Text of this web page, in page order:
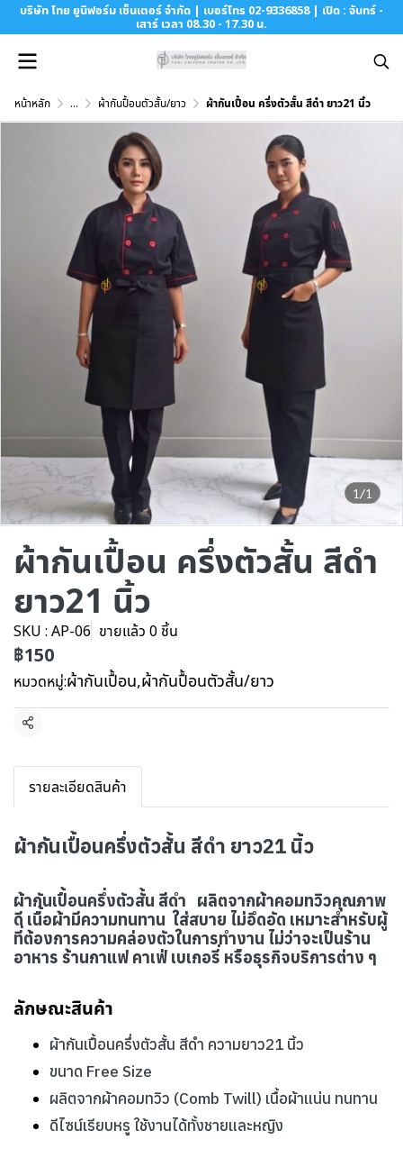
บริษัท ไทย ยูนิฟอร์ม เซ็นเตอร์ จำกัด | เบอร์โทร 02-9336858 | เปิด : จันทร์ -
เสาร์ เวลา 08.30 - 17.30 น.
หน้าหลัก ... ผ้ากันปื้อนตัวสั้น/ยาว ผ้ากันเปื้อน ครึ่งตัวสั้น สีดำ ยาว21 นิ้ว
1/1
ผ้ากันเปื้อน ครึ่งตัวสั้น สีดำ
ยาว21 นิ้ว
SKU : AP-06 ขายแล้ว 0 ชิ้น
฿150
หมวดหมู่:ผ้ากันเปื้อน,ผ้ากันปื้อนตัวสั้น/ยาว
แชร์
รายละเอียดสินค้า
ผ้ากันเปื้อนครึ่งตัวสั้น สีดำ ยาว21 นิ้ว
ผ้ากันเปื้อนครึ่งตัวสั้น สีดำ ผลิตจากผ้าคอมทวิวคุณภาพ
ดี เนื้อผ้ามีความทนทาน ใส่สบาย ไม่อึดอัด เหมาะสำหรับผู้
ที่ต้องการความคล่องตัวในการทำงาน ไม่ว่าจะเป็นร้าน
อาหาร ร้านกาแฟ คาเฟ่ เบเกอรี่ หรือธุรกิจบริการต่าง ๆ
ลักษณะสินค้า
ผ้ากันเปื้อนครึ่งตัวสั้น สีดำ ความยาว21 นิ้ว
ขนาด Free Size
ผลิตจากผ้าคอมทวิว (Comb Twill) เนื้อผ้าแน่น ทนทาน
ดีไซน์เรียบหรู ใช้งานได้ทั้งชายและหญิง